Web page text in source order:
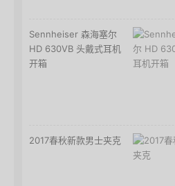
Sennheiser 森海塞尔
HD 630VB 头戴式耳机
开箱
2017春秋新款男士夹克